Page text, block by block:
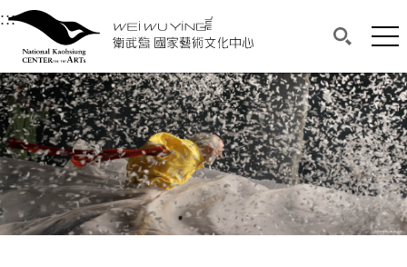
衛武營國家藝術文化中心
中央內容區塊，為本頁主要內容區。
:::選單連結區塊，此區塊列有本網站主要連結。
衛武營國家藝術文化中心
搜尋(開
網
:::中央內容區塊，為本頁主要內容區。